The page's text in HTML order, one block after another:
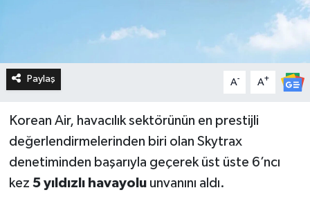
Paylaş A- A+
Korean Air, havacılık sektörünün en prestijli
değerlendirmelerinden biri olan Skytrax
denetiminden başarıyla geçerek üst üste 6’ncı
kez 5 yıldızlı havayoluunvanını aldı.